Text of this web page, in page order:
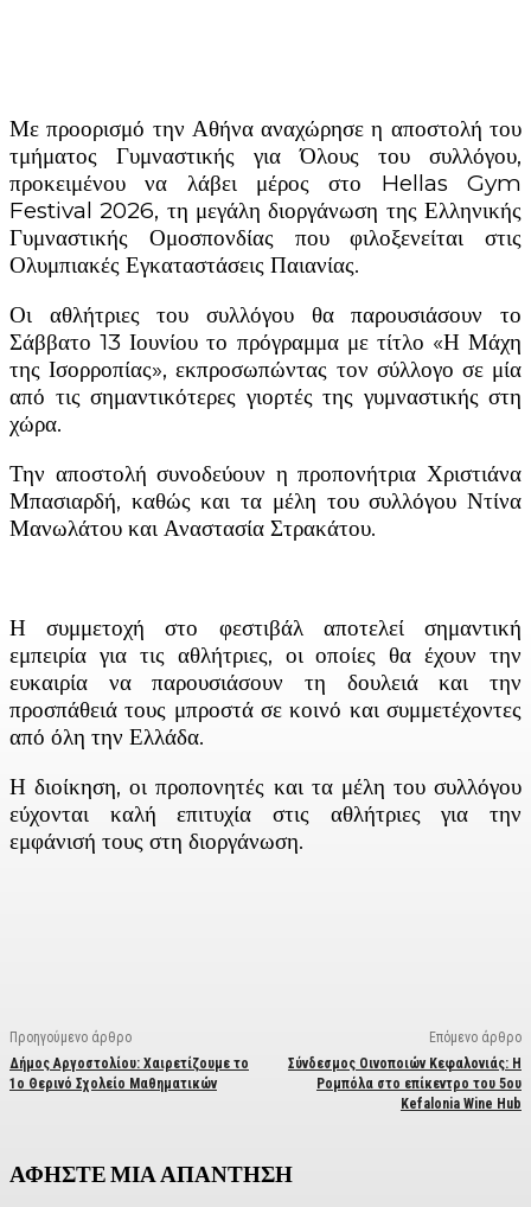
Με προορισμό την Αθήνα αναχώρησε η αποστολή του
τμήματος Γυμναστικής για Όλους του συλλόγου,
προκειμένου να λάβει μέρος στο Hellas Gym
Festival 2026, τη μεγάλη διοργάνωση της Ελληνικής
Γυμναστικής Ομοσπονδίας που φιλοξενείται στις
Ολυμπιακές Εγκαταστάσεις Παιανίας.
Οι αθλήτριες του συλλόγου θα παρουσιάσουν το
Σάββατο 13 Ιουνίου το πρόγραμμα με τίτλο «Η Μάχη
της Ισορροπίας», εκπροσωπώντας τον σύλλογο σε μία
από τις σημαντικότερες γιορτές της γυμναστικής στη
χώρα.
Την αποστολή συνοδεύουν η προπονήτρια Χριστιάνα
Μπασιαρδή, καθώς και τα μέλη του συλλόγου Ντίνα
Μανωλάτου και Αναστασία Στρακάτου.
Η συμμετοχή στο φεστιβάλ αποτελεί σημαντική
εμπειρία για τις αθλήτριες, οι οποίες θα έχουν την
ευκαιρία να παρουσιάσουν τη δουλειά και την
προσπάθειά τους μπροστά σε κοινό και συμμετέχοντες
από όλη την Ελλάδα.
Η διοίκηση, οι προπονητές και τα μέλη του συλλόγου
εύχονται καλή επιτυχία στις αθλήτριες για την
εμφάνισή τους στη διοργάνωση.
Προηγούμενο άρθρο
Δήμος Αργοστολίου: Χαιρετίζουμε το
1ο Θερινό Σχολείο Μαθηματικών
Επόμενο άρθρο
Σύνδεσμος Οινοποιών Κεφαλονιάς: Η
Ρομπόλα στο επίκεντρο του 5ου
Kefalonia Wine Hub
ΑΦΗΣΤΕ ΜΙΑ ΑΠΑΝΤΗΣΗ